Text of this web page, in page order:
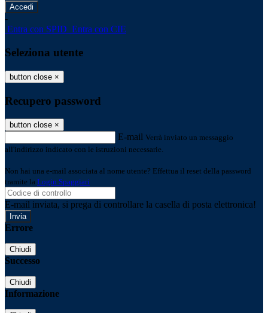
-
Entra con SPID Entra con CIE
Seleziona utente
button close ×
Recupero password
button close ×
E-mail Verrà inviato un messaggio
all'indirizzo indicato con le istruzioni necessarie.
Non hai una e-mail associata al nome utente? Effettua il reset della password
tramite la Login Spaggiari
E-mail inviata, si prega di controllare la casella di posta elettronica!
Errore
Chiudi
Successo
Chiudi
Informazione